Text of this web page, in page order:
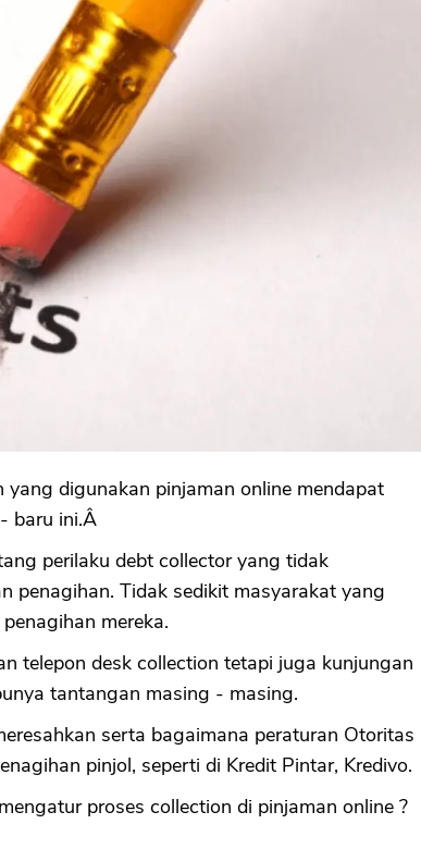
yang digunakan pinjaman online mendapat
baru ini.Â
perilaku debt collector yang tidak
penagihan. Tidak sedikit masyarakat yang
mereka.
telepon desk collection tetapi juga kunjungan
tantangan masing - masing.
serta bagaimana peraturan Otoritas
pinjol, seperti di Kredit Pintar, Kredivo.
proses collection di pinjaman online ?